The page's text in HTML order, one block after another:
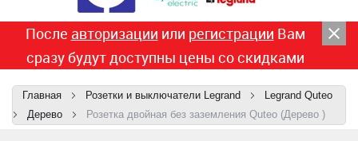
После авторизации или регистрации Вам
сразу будут доступны цены со скидками
Главная Розетки и выключатели Legrand
Legrand Quteo
Дерево
Розетка двойная без заземления Quteo (Дерево )